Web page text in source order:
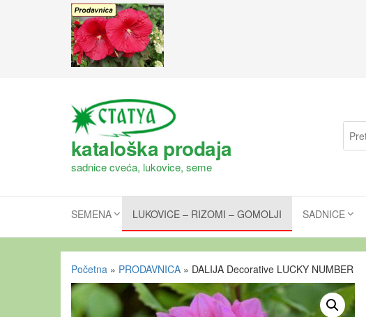
kataloška prodaja
sadnice cveća, lukovice, seme
SEMENA LUKOVICE – RIZOMI – GOMOLJI SADNICE
Početna » PRODAVNICA » DALIJA Decorative LUCKY NUMBER